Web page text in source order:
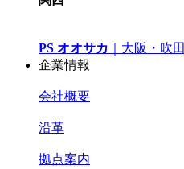
PS オオサカ
大阪・吹田
企業情報
会社概要
沿革
拠点案内